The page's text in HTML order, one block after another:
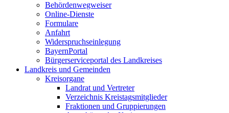
Behördenwegweiser
Online-Dienste
Formulare
Anfahrt
Widerspruchseinlegung
BayernPortal
Bürgerserviceportal des Landkreises
Landkreis und Gemeinden
Kreisorgane
Landrat und Vertreter
Verzeichnis Kreistagsmitglieder
Fraktionen und Gruppierungen